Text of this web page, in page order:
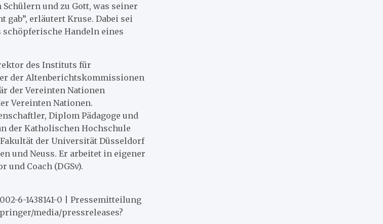
und zu Gott, was seiner
erläutert Kruse. Dabei sei
schöpferische Handeln eines
des Instituts für
der Altenberichtskommissionen
der Vereinten Nationen
Vereinten Nationen.
Diplom Pädagoge und
der Katholischen Hochschule
der Universität Düsseldorf
und Neuss. Er arbeitet in eigener
Coach (DGSv).
6-1438141-0 | Pressemitteilung
media/pressreleases?